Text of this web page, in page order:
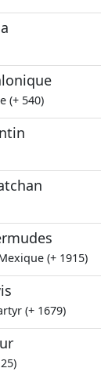
(+ 540)
(+ 1915)
(+ 1679)